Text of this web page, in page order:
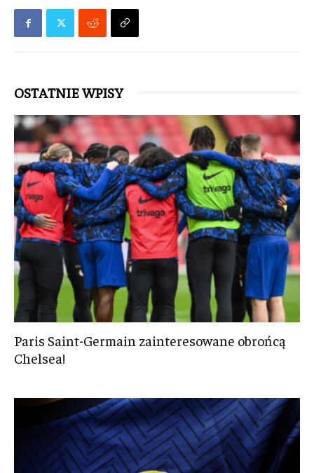
OSTATNIE WPISY
Paris Saint-Germain zainteresowane obrońcą
Chelsea!